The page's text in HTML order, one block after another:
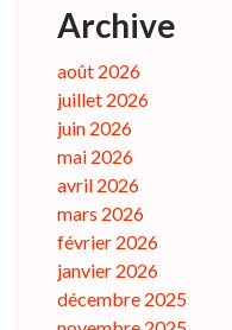
Archive
août 2026
juillet 2026
juin 2026
mai 2026
avril 2026
mars 2026
février 2026
janvier 2026
décembre 2025